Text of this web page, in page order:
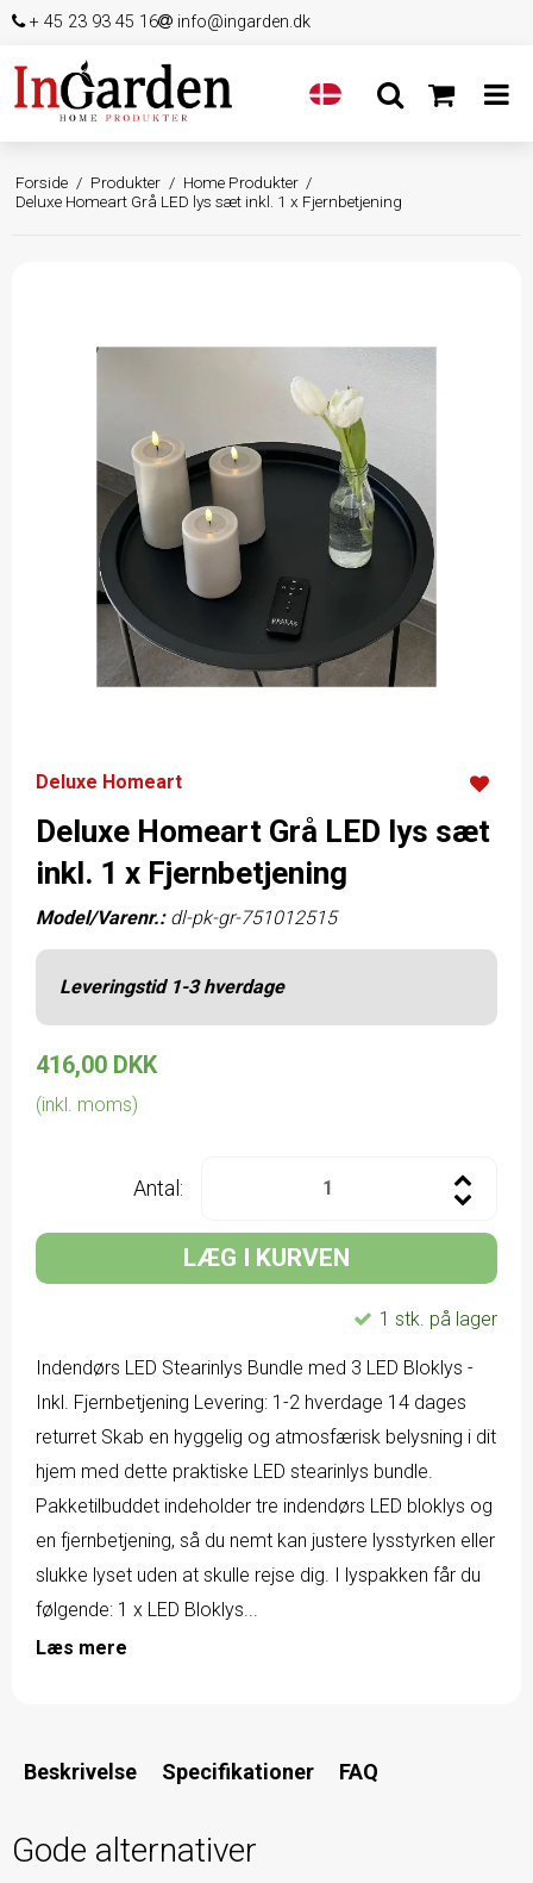
+ 45 23 93 45 16 info@ingarden.dk
Forside / Produkter / Home Produkter /
Deluxe Homeart Grå LED lys sæt inkl. 1 x Fjernbetjening
Deluxe Homeart
Deluxe Homeart Grå LED lys sæt
inkl. 1 x Fjernbetjening
Model/Varenr.: dl-pk-gr-751012515
Leveringstid 1-3 hverdage
416,00 DKK
(inkl. moms)
Antal:
LÆG I KURVEN
1 stk. på lager
Indendørs LED Stearinlys Bundle med 3 LED Bloklys -
Inkl. Fjernbetjening Levering: 1-2 hverdage 14 dages
returret Skab en hyggelig og atmosfærisk belysning i dit
hjem med dette praktiske LED stearinlys bundle.
Pakketilbuddet indeholder tre indendørs LED bloklys og
en fjernbetjening, så du nemt kan justere lysstyrken eller
slukke lyset uden at skulle rejse dig. I lyspakken får du
følgende: 1 x LED Bloklys...
Læs mere
Beskrivelse Specifikationer FAQ
Gode alternativer